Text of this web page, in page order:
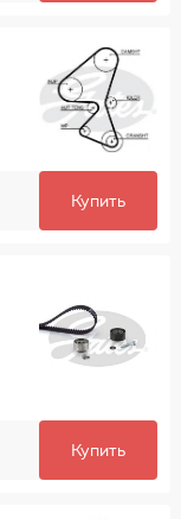
Купить
Купить